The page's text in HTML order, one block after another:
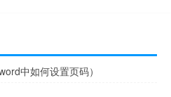
中如何设置页码）